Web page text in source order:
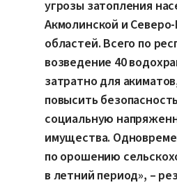
угрозы затопления
Акмолинской и
областей. Всего по
возведение 40
затратно для
повысить
социальную
имущества.
по орошению
в летний период», –